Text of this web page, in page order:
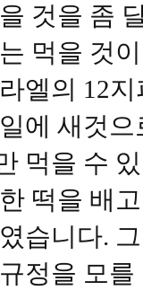
것을 좀
먹을 것
엘의 12
에 새것
먹을 수
떡을 배
습니다.
정을 모